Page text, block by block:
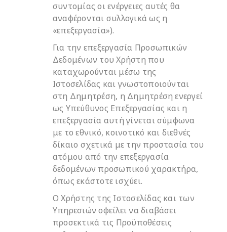
συντομίας οι ενέργειες αυτές θα
αναφέρονται συλλογικά ως η
«επεξεργασία»).
Για την επεξεργασία Προσωπικών
Δεδομένων του Χρήστη που
καταχωρούνται μέσω της
Ιστοσελίδας και γνωστοποιούνται
στη Δημητρέση, η Δημητρέση ενεργεί
ως Υπεύθυνος Επεξεργασίας και η
επεξεργασία αυτή γίνεται σύμφωνα
με το εθνικό, κοινοτικό και διεθνές
δίκαιο σχετικά με την προστασία του
ατόμου από την επεξεργασία
δεδομένων προσωπικού χαρακτήρα,
όπως εκάστοτε ισχύει.
Ο Χρήστης της Ιστοσελίδας και των
Υπηρεσιών οφείλει να διαβάσει
προσεκτικά τις Προϋποθέσεις